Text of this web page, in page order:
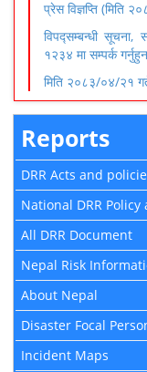
प्रेस विज्ञप्ति (मिति
विपद्सम्बन्धी सूचना,
१२३४ मा सम्पर्क
मिति २०८३/०४/२१
Reports
DRR Acts and
National DRR
All DRR Document
Nepal Risk
About Nepal
Disaster Focal
Incident Maps